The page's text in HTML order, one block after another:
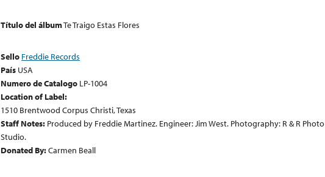
Título del álbumTe Traigo Estas Flores
Sello Freddie Records
País USA
Numero de Catalogo LP-1004
Location of Label:
1510 Brentwood Corpus Christi, Texas
Staff Notes: Produced by Freddie Martinez. Engineer: Jim West. Photography: R & R Photo
Studio.
Donated By:Carmen Beall